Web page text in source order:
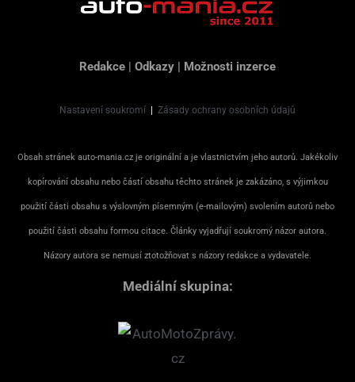
Redakce | Odkazy | Možnosti inzerce
Nastavení soukromí Zásady ochrany osobních údajů
Obsah stránek auto-mania.cz je originální a je vlastnictvím jeho autorů. Jakékoliv
kopírování obsahu nebo částí obsahu těchto stránek je zakázáno, s výjimkou
použití části obsahu s výslovným písemným (e-mailovým) svolením autorů nebo
použití části obsahu formou citace. Články vyjadřují soukromý názor autora.
Názory autora se nemusí ztotožňovat s názory redakce a vydavatele.
Mediální skupina: